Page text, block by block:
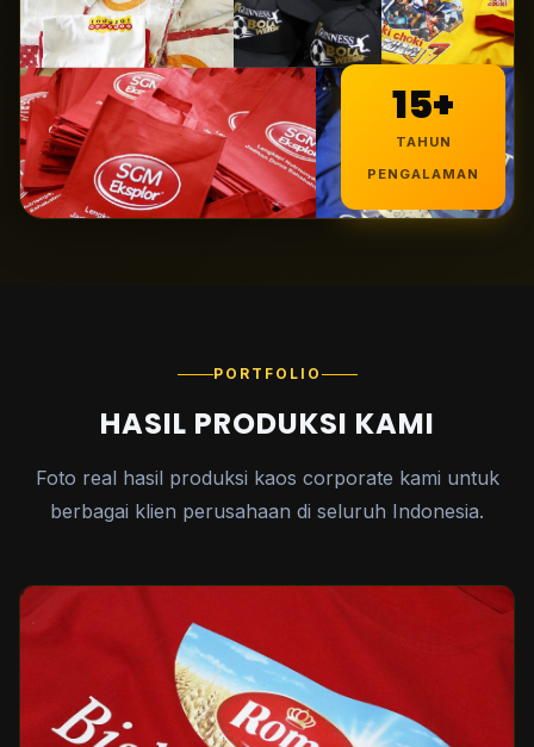
15+
TAHUN
PENGALAMAN
PORTFOLIO
HASIL PRODUKSI KAMI
Foto real hasil produksi kaos corporate kami untuk
berbagai klien perusahaan di seluruh Indonesia.